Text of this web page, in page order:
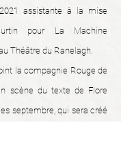
assistante à la mise
pour La Machine
Théâtre du Ranelagh.
la compagnie Rouge de
scène du texte de Flore
septembre, qui sera créé